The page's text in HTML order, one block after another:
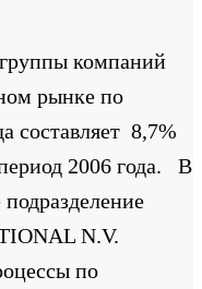
компаний
рынке по
составляет 8,7%
2006 года. В
N.V.
по